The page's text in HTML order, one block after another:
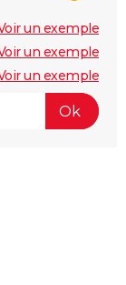
un exemple
un exemple
un exemple